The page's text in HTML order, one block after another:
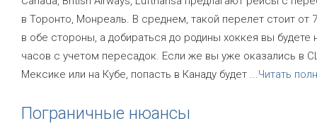
в Торонто, Монреаль. В среднем, такой перелет стоит от
в обе стороны, а добираться до родины хоккея вы будете
часов с учетом пересадок. Если же вы уже оказались в
Мексике или на Кубе, попасть в Канаду будет ...Читать
Пограничные нюансы